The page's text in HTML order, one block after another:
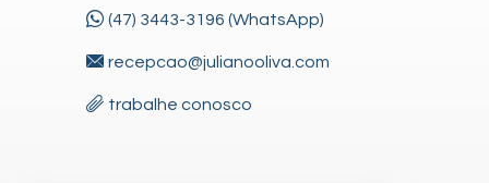
Área Privativa: 97,09m²
Valor: R$1.079.906,41
Tipo: 2 quartos
(47) 3443-3196 (WhatsApp)
recepcao@julianooliva.com
trabalhe conosco